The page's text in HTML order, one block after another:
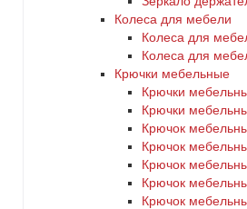
Колеса для мебели
Колеса для
Колеса для
Крючки мебельные
Крючки
Крючки
Крючок
Крючок
Крючок
Крючок
Крючок